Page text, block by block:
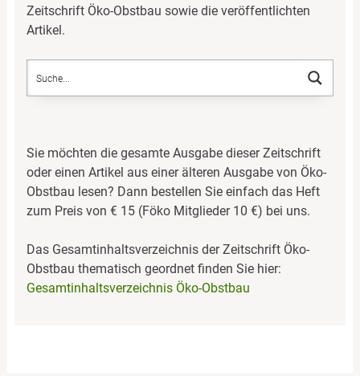
Zeitschrift Öko-Obstbau sowie die veröffentlichten
Artikel.
Sie möchten die gesamte Ausgabe dieser Zeitschrift
oder einen Artikel aus einer älteren Ausgabe von Öko-
Obstbau lesen? Dann bestellen Sie einfach das Heft
zum Preis von € 15 (Föko Mitglieder 10 €) bei uns.
Das Gesamtinhaltsverzeichnis der Zeitschrift Öko-
Obstbau thematisch geordnet finden Sie hier:
Gesamtinhaltsverzeichnis Öko-Obstbau